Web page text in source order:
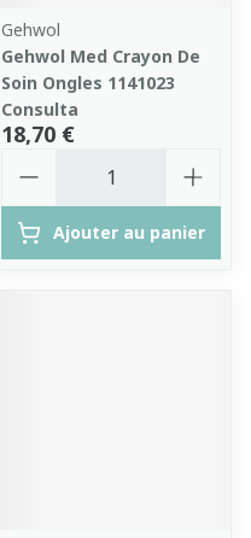
Gehwol
Gehwol Med Crayon De
Soin Ongles 1141023
Consulta
18,70 €
Ajouter au panier